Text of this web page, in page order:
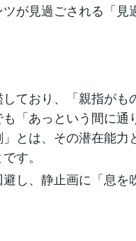
が見過ごされる「見
ており、「親指がも
「あっという間に通
とは、その潜在能力
す。
し、静止画に「息を